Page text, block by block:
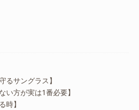
るサングラス】
い方が実は1番必要】
時】